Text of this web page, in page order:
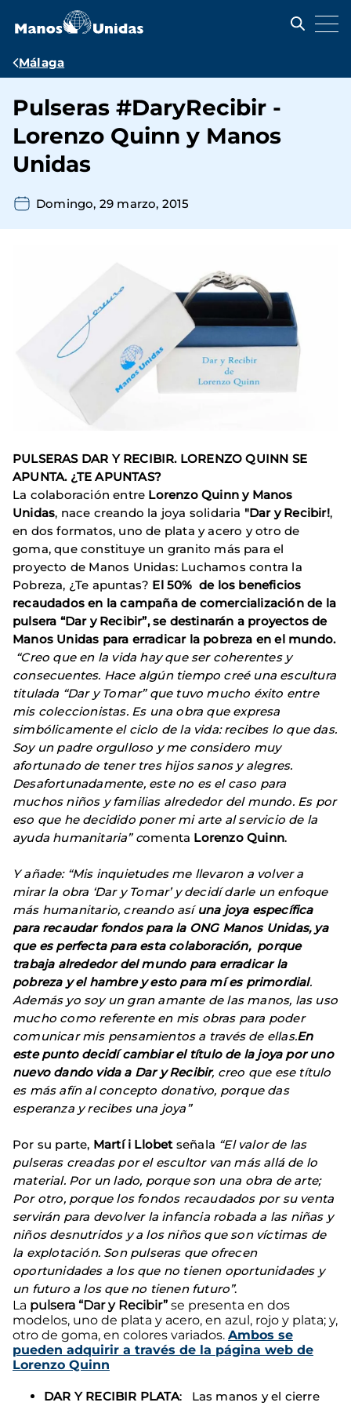
contenido
Ruta
navegación
Málaga
Pulseras #DaryRecibir -
Lorenzo Quinn y Manos
Unidas
Domingo, 29 marzo, 2015
PULSERAS DAR Y RECIBIR. LORENZO QUINN SE
APUNTA. ¿TE APUNTAS?
La colaboración entre Lorenzo Quinn y Manos
Unidas, nace creando la joya solidaria "Dar y Recibir!,
en dos formatos, uno de plata y acero y otro de
goma, que constituye un granito más para el
proyecto de Manos Unidas: Luchamos contra la
Pobreza, ¿Te apuntas? El 50% de los beneficios
recaudados en la campaña de comercialización de la
pulsera “Dar y Recibir”, se destinarán a proyectos de
Manos Unidas para erradicar la pobreza en el mundo.
“Creo que en la vida hay que ser coherentes y
consecuentes. Hace algún tiempo creé una escultura
titulada “Dar y Tomar” que tuvo mucho éxito entre
mis coleccionistas. Es una obra que expresa
simbólicamente el ciclo de la vida: recibes lo que das.
Soy un padre orgulloso y me considero muy
afortunado de tener tres hijos sanos y alegres.
Desafortunadamente, este no es el caso para
muchos niños y familias alrededor del mundo. Es por
eso que he decidido poner mi arte al servicio de la
ayuda humanitaria” comenta Lorenzo Quinn.
Y añade: “Mis inquietudes me llevaron a volver a
mirar la obra ‘Dar y Tomar’ y decidí darle un enfoque
más humanitario, creando así una joya específica
para recaudar fondos para la ONG Manos Unidas, ya
que es perfecta para esta colaboración, porque
trabaja alrededor del mundo para erradicar la
pobreza y el hambre y esto para mí es primordial.
Además yo soy un gran amante de las manos, las uso
mucho como referente en mis obras para poder
comunicar mis pensamientos a través de ellas.En
este punto decidí cambiar el título de la joya por uno
nuevo dando vida a Dar y Recibir, creo que ese título
es más afín al concepto donativo, porque das
esperanza y recibes una joya”
Por su parte, Martí i Llobetseñala “El valor de las
pulseras creadas por el escultor van más allá de lo
material. Por un lado, porque son una obra de arte;
Por otro, porque los fondos recaudados por su venta
servirán para devolver la infancia robada a las niñas y
niños desnutridos y a los niños que son víctimas de
la explotación. Son pulseras que ofrecen
oportunidades a los que no tienen oportunidades y
un futuro a los que no tienen futuro”.
La pulsera “Dar y Recibir” se presenta en dos
modelos, uno de plata y acero, en azul, rojo y plata; y,
otro de goma, en colores variados. Ambos se
pueden adquirir a través de la página web de
Lorenzo Quinn
DAR Y RECIBIR PLATA: Las manos y el cierre